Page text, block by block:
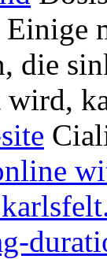
die
wird,